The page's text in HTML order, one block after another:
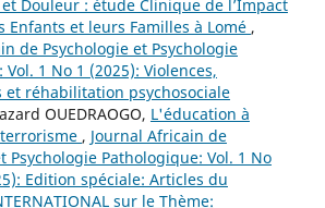
Douleur : étude Clinique de l’Impact
Enfants et leurs Familles à Lomé ,
de Psychologie et Psychologie
1 No 1 (2025): Violences,
réhabilitation psychosociale
OUEDRAOGO, L'éducation à
, Journal Africain de
Psychologie Pathologique: Vol. 1 No
Edition spéciale: Articles du
sur le Thème: